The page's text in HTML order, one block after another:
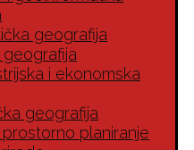
geografija
geografija
i ekonomska
geografija
prostorno planiranje